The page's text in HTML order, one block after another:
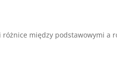
różnice między podstawowymi a